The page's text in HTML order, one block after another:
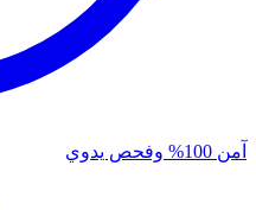
آمن 100% وفحص يدوي